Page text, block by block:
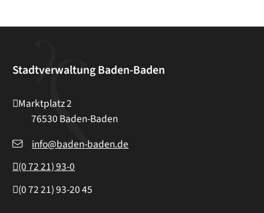
Stadtverwaltung Baden-Baden
Marktplatz 2
76530 Baden-Baden
info@baden-baden.de
(07221) 93-0
(07221) 93-2045